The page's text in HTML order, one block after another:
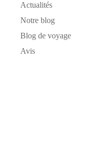
Actualités
Notre blog
Blog de voyage
Avis